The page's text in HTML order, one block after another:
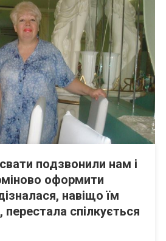
подзвонили нам і
оформити
навіщо їм
перестала спілкується